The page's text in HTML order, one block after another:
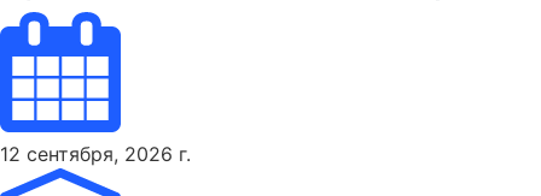
12 сентября, 2026 г.